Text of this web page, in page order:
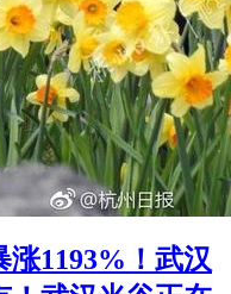
涨1193%！武汉